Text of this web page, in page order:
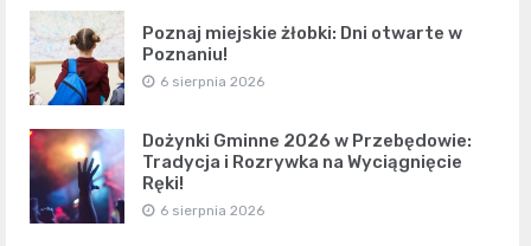
Poznaj miejskie żłobki: Dni otwarte w
Poznaniu!
6 sierpnia 2026
Dożynki Gminne 2026 w Przebędowie:
Tradycja i Rozrywka na Wyciągnięcie
Ręki!
6 sierpnia 2026